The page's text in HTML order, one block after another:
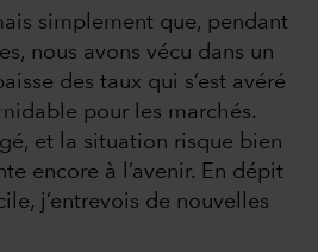
simplement que, pendant
nous avons vécu dans un
des taux qui s’est avéré
pour les marchés.
et la situation risque bien
encore à l’avenir. En dépit
j’entrevois de nouvelles